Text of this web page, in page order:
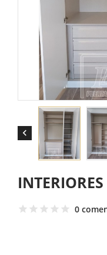

0